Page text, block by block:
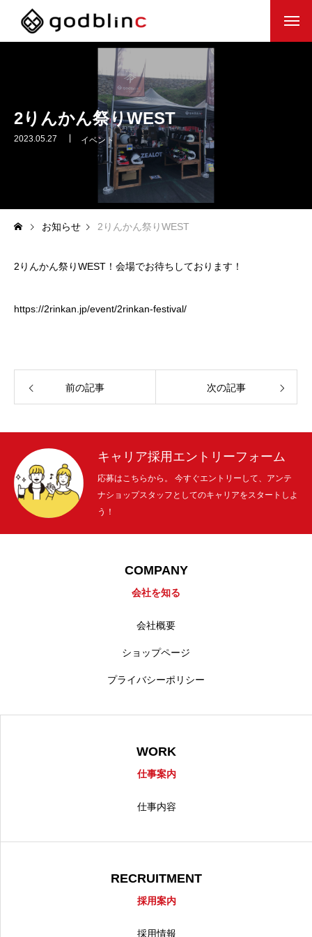
WORK
2りんかん祭りWEST
2023.05.27 イベント
お知らせ 2りんかん祭りWEST
2りんかん祭りWEST！会場でお待ちしております！
https://2rinkan.jp/event/2rinkan-festival/
前の記事 次の記事
キャリア採用エントリーフォーム
応募はこちらから。 今すぐエントリーして、アンテ
ナショップスタッフとしてのキャリアをスタートしよ
う！
COMPANY
会社を知る
会社概要
ショップページ
プライバシーポリシー
WORK
仕事案内
仕事内容
RECRUITMENT
採用案内
採用情報